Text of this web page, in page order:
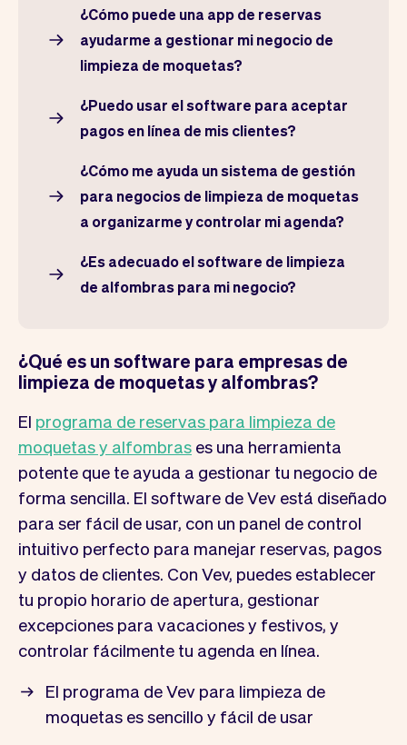
¿Cómo puede una app de reservas
ayudarme a gestionar mi negocio de
limpieza de moquetas?
¿Puedo usar el software para aceptar
pagos en línea de mis clientes?
¿Cómo me ayuda un sistema de gestión
para negocios de limpieza de moquetas
a organizarme y controlar mi agenda?
¿Es adecuado el software de limpieza
de alfombras para mi negocio?
¿Qué es un software para empresas de
limpieza de moquetas y alfombras?
El programa de reservas para limpieza de
moquetas y alfombras es una herramienta
potente que te ayuda a gestionar tu negocio de
forma sencilla. El software de Vev está diseñado
para ser fácil de usar, con un panel de control
intuitivo perfecto para manejar reservas, pagos
y datos de clientes. Con Vev, puedes establecer
tu propio horario de apertura, gestionar
excepciones para vacaciones y festivos, y
controlar fácilmente tu agenda en línea.
El programa de Vev para limpieza de
moquetas es sencillo y fácil de usar